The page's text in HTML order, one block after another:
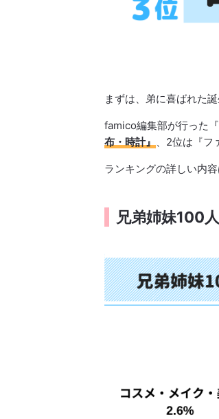
まずは、弟に喜ばれた
famico編集部が行った
布・時計』、2位は『フ
ランキングの詳しい内
兄弟姉妹100